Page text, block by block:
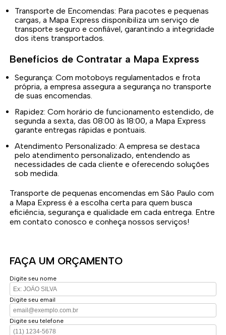
Transporte de Encomendas: Para pacotes e pequenas
cargas, a Mapa Express disponibiliza um serviço de
transporte seguro e confiável, garantindo a integridade
dos itens transportados.
Benefícios de Contratar a Mapa Express
Segurança: Com motoboys regulamentados e frota
própria, a empresa assegura a segurança no transporte
de suas encomendas.
Rapidez: Com horário de funcionamento estendido, de
segunda a sexta, das 08:00 às 18:00, a Mapa Express
garante entregas rápidas e pontuais.
Atendimento Personalizado: A empresa se destaca
pelo atendimento personalizado, entendendo as
necessidades de cada cliente e oferecendo soluções
sob medida.
Transporte de pequenas encomendas em São Paulo com
a Mapa Express é a escolha certa para quem busca
eficiência, segurança e qualidade em cada entrega. Entre
em contato conosco e conheça nossos serviços!
FAÇA UM ORÇAMENTO
Digite seu nome
Digite seu email
Digite seu telefone